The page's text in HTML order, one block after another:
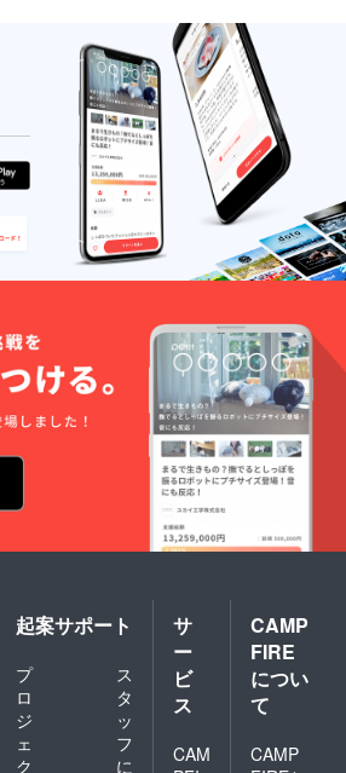
起案サポート
プ
ロ
ジ
ェ
ク
ス
タ
ッ
フ
に
サ
ー
ビ
ス
CAM
CAMP
FIRE
につい
て
CAMP